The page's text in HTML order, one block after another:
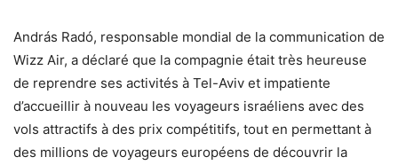
András Radó, responsable mondial de la communication de
Wizz Air, a déclaré que la compagnie était très heureuse
de reprendre ses activités à Tel-Aviv et impatiente
d’accueillir à nouveau les voyageurs israéliens avec des
vols attractifs à des prix compétitifs, tout en permettant à
des millions de voyageurs européens de découvrir la